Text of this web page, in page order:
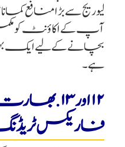
لیوریج سے بڑا منافع
آپ کے اکاؤنٹ کو
بچانے کے لیے ایک
ہے۔
۱۲ اور
فاریکس